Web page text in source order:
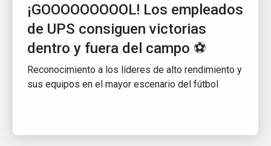
¡GOOOOOOOOOL! Los empleados
de UPS consiguen victorias
dentro y fuera del campo ⚽
Reconocimiento a los líderes de alto rendimiento y
sus equipos en el mayor escenario del fútbol